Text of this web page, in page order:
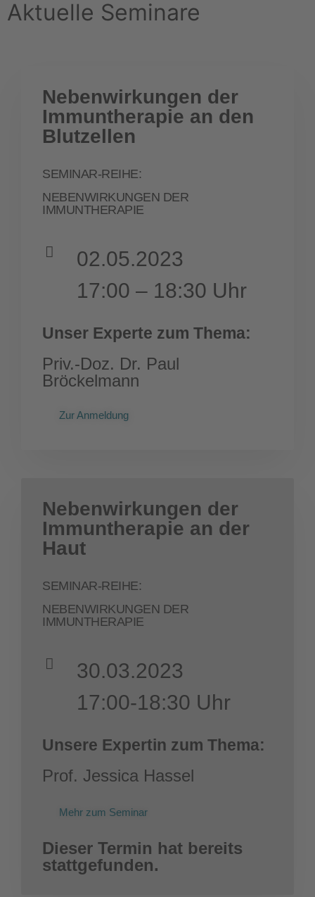
Aktuelle Seminare
Nebenwirkungen der
Immuntherapie an den
Blutzellen
SEMINAR-REIHE:
NEBENWIRKUNGEN DER
IMMUNTHERAPIE
02.05.2023
17:00 – 18:30 Uhr
Unser Experte zum Thema:
Priv.-Doz. Dr. Paul
Bröckelmann
Zur Anmeldung
Nebenwirkungen der
Immuntherapie an der
Haut
SEMINAR-REIHE:
NEBENWIRKUNGEN DER
IMMUNTHERAPIE
30.03.2023
17:00-18:30 Uhr
Unsere Expertin zum Thema:
Prof. Jessica Hassel
Mehr zum Seminar
Dieser Termin hat bereits
stattgefunden.